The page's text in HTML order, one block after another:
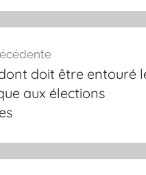
doit être entouré
aux élections